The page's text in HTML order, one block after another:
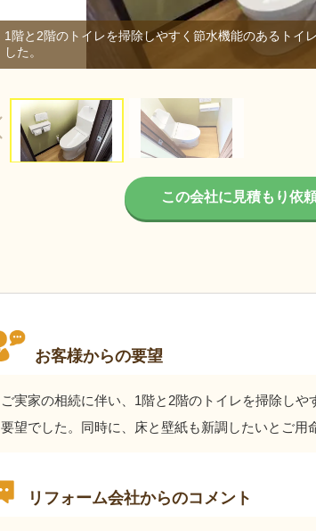
1階と2階のトイレを掃除しやすく節水機能のあるトイ
した。
この会社に見積もり依
お客様からの要望
ご実家の相続に伴い、1階と2階のトイレを掃除し
要望でした。同時に、床と壁紙も新調したいとご用
リフォーム会社からのコメント